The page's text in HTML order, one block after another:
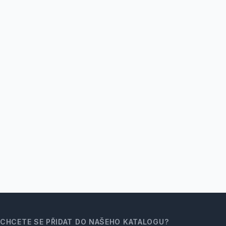
CHCETE SE PŘIDAT DO NAŠEHO KATALOGU?